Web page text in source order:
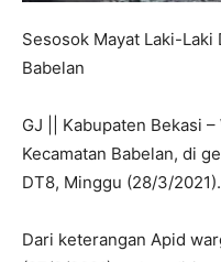
Sesosok Mayat Laki-Laki
Babelan
GJ || Kabupaten Bekasi
Kecamatan Babelan, di
DT8, Minggu (28/3/2021).
Dari keterangan Apid